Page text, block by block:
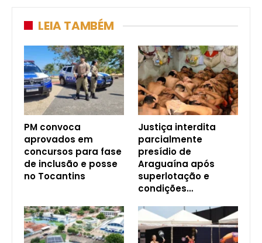
LEIA TAMBÉM
PM convoca
aprovados em
concursos para fase
de inclusão e posse
no Tocantins
Justiça interdita
parcialmente
presídio de
Araguaína após
superlotação e
condições…